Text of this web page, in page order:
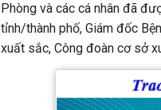
Phòng và các cá nhân đã
tỉnh/thành phố, Giám đốc
xuất sắc, Công đoàn cơ sở